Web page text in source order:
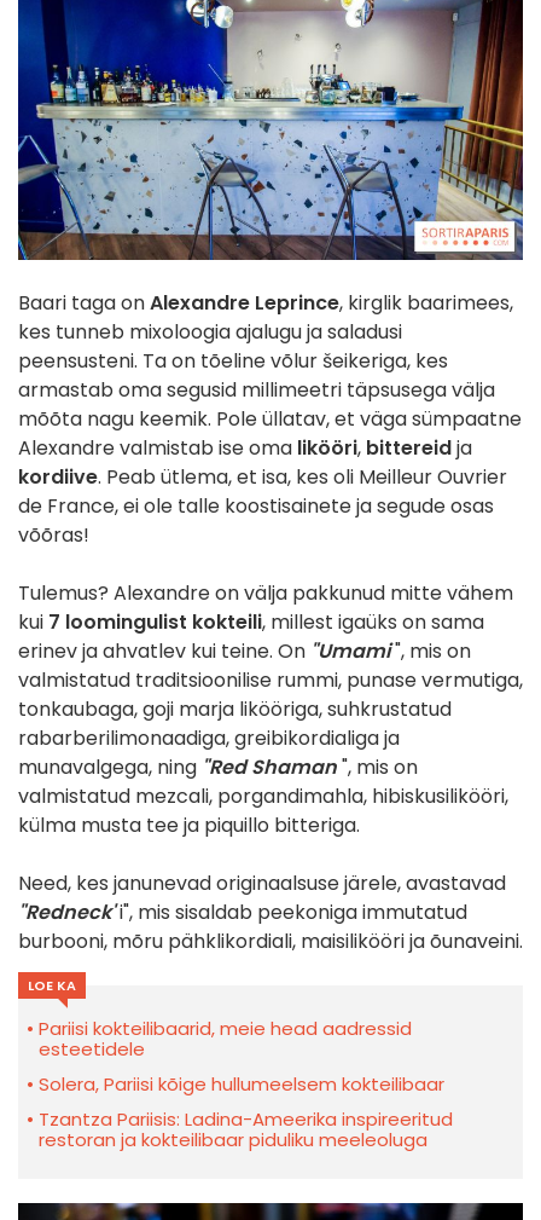
Baari taga onAlexandre Leprince, kirglik baarimees,
kes tunneb mixoloogia ajalugu ja saladusi
peensusteni. Ta on tõeline võlur šeikeriga, kes
armastab oma segusid millimeetri täpsusega välja
mõõta nagu keemik. Pole üllatav, et väga sümpaatne
Alexandre valmistab ise oma likööri, bittereidja
kordiive. Peab ütlema, et isa, kes oli Meilleur Ouvrier
de France, ei ole talle koostisainete ja segude osas
võõras!
Tulemus? Alexandre on välja pakkunud mitte vähem
kui 7 loomingulist kokteili, millest igaüks on sama
erinev ja ahvatlev kui teine. On "Umami", mis on
valmistatud traditsioonilise rummi, punase vermutiga,
tonkaubaga, goji marja likööriga, suhkrustatud
rabarberilimonaadiga, greibikordialiga ja
munavalgega, ning "Red Shaman", mis on
valmistatud mezcali, porgandimahla, hibiskusilikööri,
külma musta tee ja piquillo bitteriga.
Need, kes janunevad originaalsuse järele, avastavad
"Redneck'i", mis sisaldab peekoniga immutatud
burbooni, mõru pähklikordiali, maisilikööri ja õunaveini.
LOE KA
Pariisi kokteilibaarid, meie head aadressid
esteetidele
Solera, Pariisi kõige hullumeelsem kokteilibaar
Tzantza Pariisis: Ladina-Ameerika inspireeritud
restoran ja kokteilibaar piduliku meeleoluga